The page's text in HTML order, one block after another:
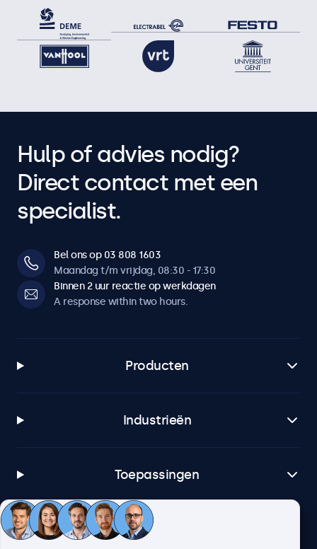
Hulp of advies nodig?
Direct contact met een
specialist.
Bel ons op 03 808 1603
Maandag t/m vrijdag, 08:30 - 17:30
Binnen 2 uur reactie op werkdagen
A response within two hours.
Producten
Industrieën
Toepassingen
Klantenservice